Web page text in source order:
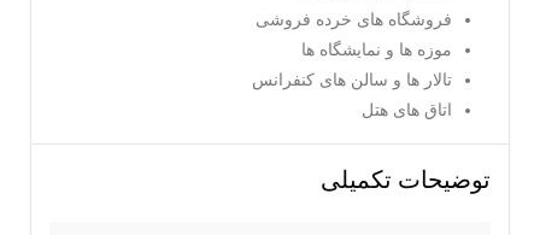
فروشگاه های خرده فروشی
موزه ها و نمایشگاه ها
تالار ها و سالن های کنفرانس
اتاق های هتل
توضیحات تکمیلی